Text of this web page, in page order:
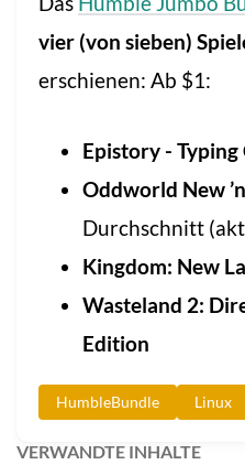
vier (von sieben)
erschienen: Ab $1:
Epistory -
Oddworld New
Durchschnitt
Kingdom: New
Wasteland 2:
Edition
HumbleBundle Linux
VERWANDTE INHALTE